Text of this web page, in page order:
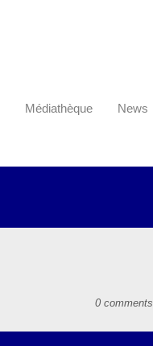
Médiathèque News
0 comments